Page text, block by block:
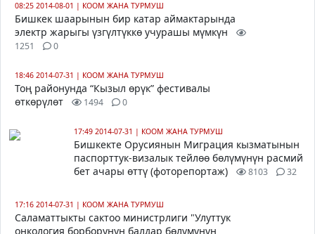
08:25 2014-08-01 | КООМ ЖАНА ТУРМУШ
Бишкек шаарынын бир катар аймактарында
электр жарыгы үзгүлтүккө учурашы мүмкүн
1251 0
18:46 2014-07-31 | КООМ ЖАНА ТУРМУШ
Тоң районунда “Кызыл өрүк” фестивалы
өткөрүлөт
1494 0
17:49 2014-07-31 | КООМ ЖАНА ТУРМУШ
Бишкекте Орусиянын Миграция кызматынын
паспорттук-визалык тейлөө бөлүмүнүн расмий
бет ачары өттү (фоторепортаж)
8103 32
17:16 2014-07-31 | КООМ ЖАНА ТУРМУШ
Саламаттыкты сактоо министрлиги "Улуттук
онкология борборунун балдар бөлүмүнүн